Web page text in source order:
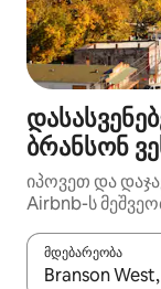
ბრანსონ
იპოვეთ და
Airbnb-ს
მდებარეობა
როცა შედეგები